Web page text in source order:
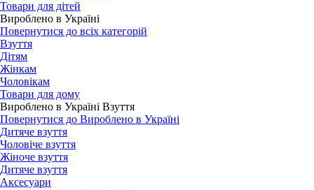
Товари для дітей
Вироблено в Україні
Повернутися до всіх категорій
Взуття
Дітям
Жінкам
Чоловікам
Товари для дому
Вироблено в Україні Взуття
Повернутися до Вироблено в Україні
Дитяче взуття
Чоловіче взуття
Жіноче взуття
Дитяче взуття
Аксесуари